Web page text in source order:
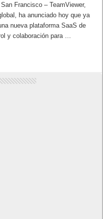
Francisco – TeamViewer,
ha anunciado hoy que ya
nueva plataforma SaaS de
y colaboración para …